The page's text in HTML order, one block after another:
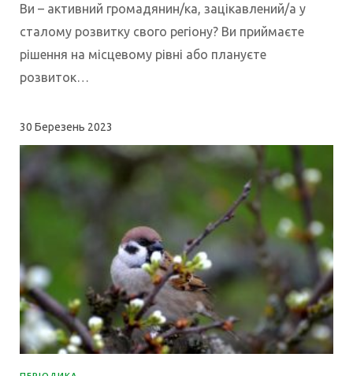
Ви – активний громадянин/ка, зацікавлений/а у
сталому розвитку свого регіону? Ви приймаєте
рішення на місцевому рівні або плануєте
розвиток…
30 Березень 2023